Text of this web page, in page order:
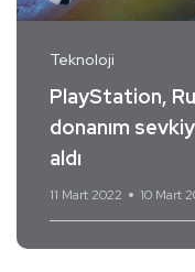
Teknoloji
PlayStation,
donanım
aldı
11 Mart 2022 10 Mart